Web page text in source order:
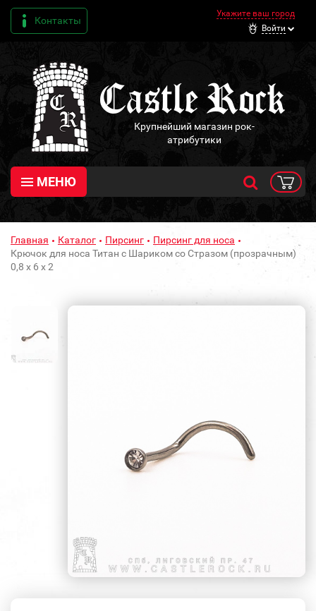
Контакты
Укажите ваш город
Войти
Крупнейший магазин рок-
атрибутики
МЕНЮ
Главная Каталог Пирсинг
Пирсинг для носа
Крючок для носа Титан с Шариком со Стразом (прозрачным)
0,8 х 6 х 2